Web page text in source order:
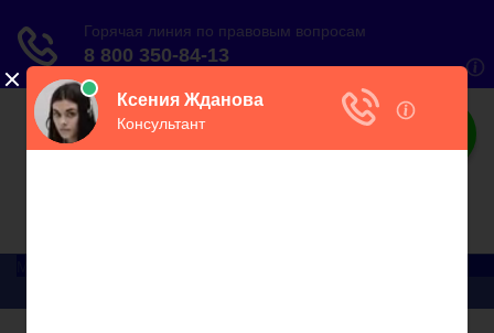
О налогах